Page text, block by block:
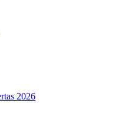
2026